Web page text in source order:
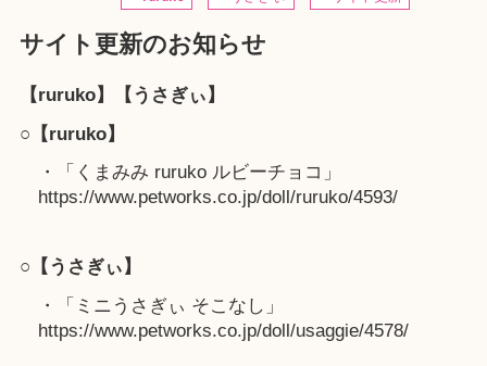
サイト更新のお知らせ
【ruruko】【うさぎぃ】
○【ruruko】
・「くまみみ ruruko ルビーチョコ」
https://www.petworks.co.jp/doll/ruruko/4593/
○【うさぎぃ】
・「ミニうさぎぃ そこなし」
https://www.petworks.co.jp/doll/usaggie/4578/